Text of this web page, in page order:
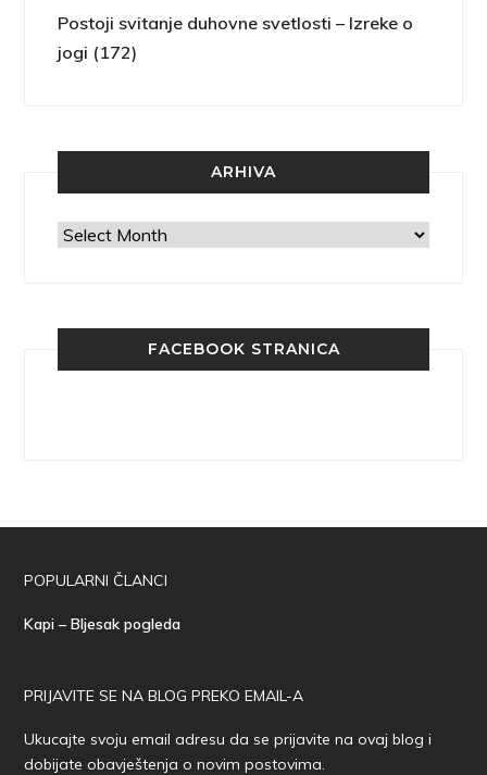
Postoji svitanje duhovne svetlosti – Izreke o
jogi (172)
ARHIVA
Arhiva
FACEBOOK STRANICA
POPULARNI ČLANCI
Kapi – Bljesak pogleda
PRIJAVITE SE NA BLOG PREKO EMAIL-A
Ukucajte svoju email adresu da se prijavite na ovaj blog i
dobijate obavještenja o novim postovima.